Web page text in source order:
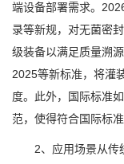
端设备部署需求。
录等新规，对无菌密
级装备以满足质量溯
2025等新标准，将灌
度。此外，国际标准
范，使得符合国际标
2、应用场景从传统